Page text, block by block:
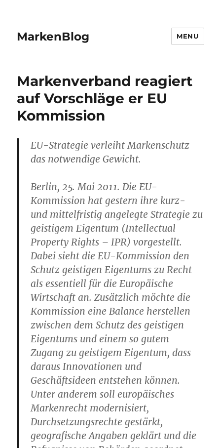
MarkenBlog MENU
Markenverband reagiert
auf Vorschläge er EU
Kommission
EU-Strategie verleiht Markenschutz
das notwendige Gewicht.
Berlin, 25. Mai 2011. Die EU-
Kommission hat gestern ihre kurz-
und mittelfristig angelegte Strategie zu
geistigem Eigentum (Intellectual
Property Rights – IPR) vorgestellt.
Dabei sieht die EU-Kommission den
Schutz geistigen Eigentums zu Recht
als essentiell für die Europäische
Wirtschaft an. Zusätzlich möchte die
Kommission eine Balance herstellen
zwischen dem Schutz des geistigen
Eigentums und einem so gutem
Zugang zu geistigem Eigentum, dass
daraus Innovationen und
Geschäftsideen entstehen können.
Unter anderem soll europäisches
Markenrecht modernisiert,
Durchsetzungsrechte gestärkt,
geografische Angaben geklärt und die